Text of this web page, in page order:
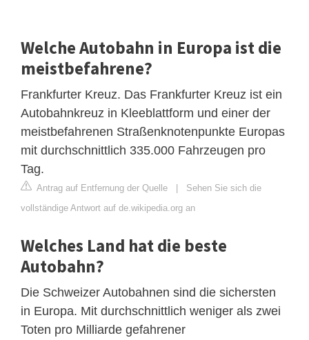
Welche Autobahn in Europa ist die
meistbefahrene?
Frankfurter Kreuz. Das Frankfurter Kreuz ist ein
Autobahnkreuz in Kleeblattform und einer der
meistbefahrenen Straßenknotenpunkte Europas
mit durchschnittlich 335.000 Fahrzeugen pro
Tag.
Antrag auf Entfernung der Quelle | Sehen Sie sich die
vollständige Antwort auf de.wikipedia.org an
Welches Land hat die beste
Autobahn?
Die Schweizer Autobahnen sind die sichersten
in Europa. Mit durchschnittlich weniger als zwei
Toten pro Milliarde gefahrener